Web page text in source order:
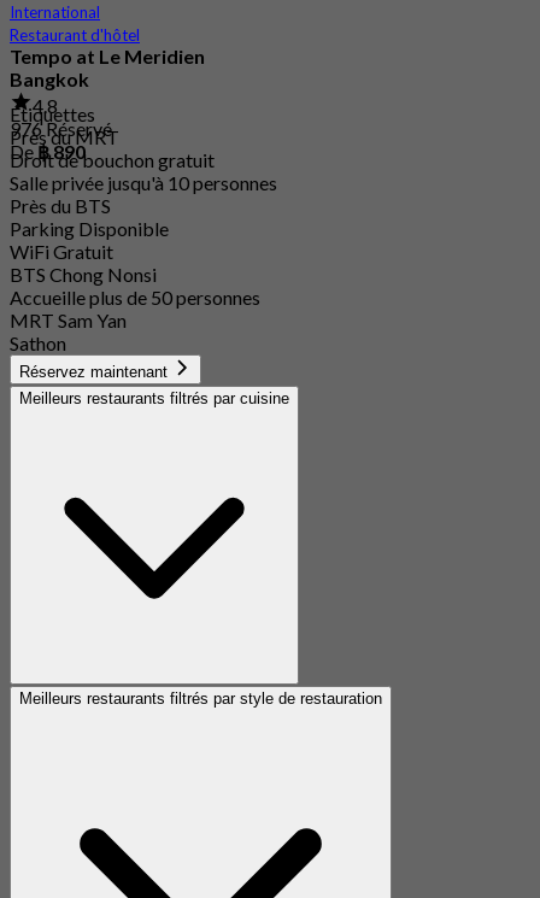
International
Restaurant d'hôtel
Tempo at Le Meridien
Bangkok
4.8
976 Réservé
De฿ 890
Étiquettes
Près du MRT
Droit de bouchon gratuit
Salle privée jusqu'à 10 personnes
Près du BTS
Parking Disponible
WiFi Gratuit
BTS Chong Nonsi
Accueille plus de 50 personnes
MRT Sam Yan
Sathon
Réservez maintenant
Meilleurs restaurants filtrés par cuisine
Meilleurs restaurants filtrés par style de restauration